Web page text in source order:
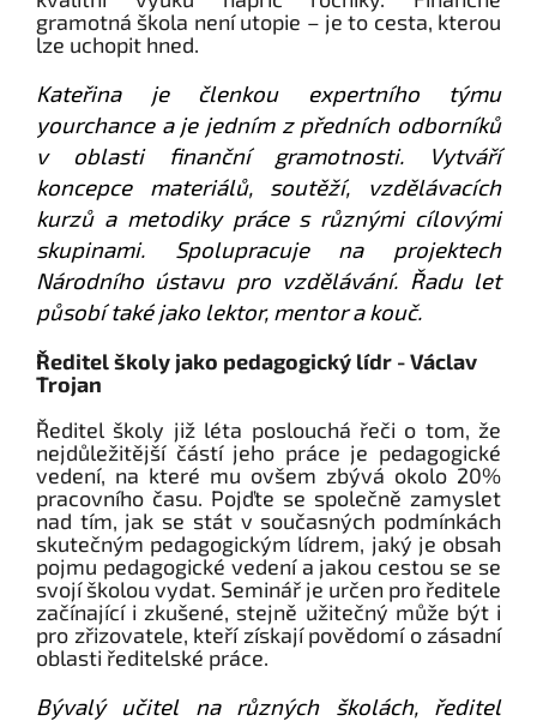
gramotná škola není utopie – je to cesta, kterou
lze uchopit hned.
Kateřina je členkou expertního týmu
yourchance a je jedním z předních odborníků
v oblasti finanční gramotnosti. Vytváří
koncepce materiálů, soutěží, vzdělávacích
kurzů a metodiky práce s různými cílovými
skupinami. Spolupracuje na projektech
Národního ústavu pro vzdělávání. Řadu let
působí také jako lektor, mentor a kouč.
Ředitel školy jako pedagogický lídr - Václav
Trojan
Ředitel školy již léta poslouchá řeči o tom, že
nejdůležitější částí jeho práce je pedagogické
vedení, na které mu ovšem zbývá okolo 20%
pracovního času. Pojďte se společně zamyslet
nad tím, jak se stát v současných podmínkách
skutečným pedagogickým lídrem, jaký je obsah
pojmu pedagogické vedení a jakou cestou se se
svojí školou vydat. Seminář je určen pro ředitele
začínající i zkušené, stejně užitečný může být i
pro zřizovatele, kteří získají povědomí o zásadní
oblasti ředitelské práce.
Bývalý učitel na různých školách, ředitel